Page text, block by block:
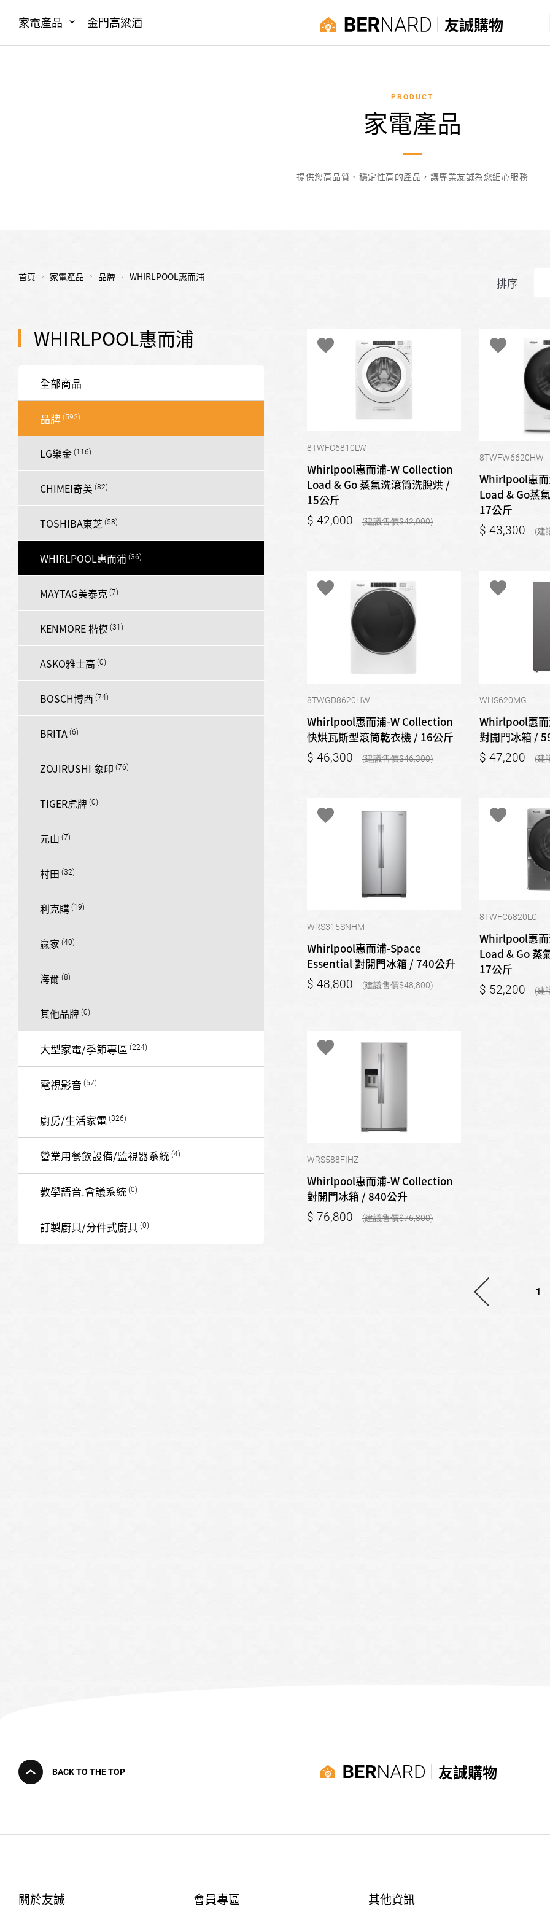
家電產品 金門高粱酒 友誠購物
PRODUCT
家電產品
提供您高品質、穩定性高的產品，讓專業友誠為您細心服務
首頁 家電產品 品牌 WHIRLPOOL惠而浦
WHIRLPOOL惠而浦
全部商品
品牌
LG樂金
CHIMEI奇美
TOSHIBA東芝
WHIRLPOOL惠而浦
MAYTAG美泰克
KENMORE 楷模
ASKO雅士高
BOSCH博西
BRITA
ZOJIRUSHI 象印
TIGER虎牌
元山
村田
利克購
贏家
海爾
其他品牌
大型家電/季節專區
電視影音
廚房/生活家電
營業用餐飲設備/監視器系統
教學語音.會議系統
訂製廚具/分件式廚具
排序
8TWFC6810LW
Whirlpool惠而浦-W Collection
Load & Go 蒸氣洗滾筒洗脫烘 /
15公斤
42,000 42,000
8TWFW6620HW
Whirlpool惠
Load & Go蒸
17公斤
43,300
8TWGD8620HW
Whirlpool惠而浦-W Collection
快烘瓦斯型滾筒乾衣機 / 16公斤
46,300 46,300
WHS620MG
Whirlpool惠
對開門冰箱 /
47,200
WRS315SNHM
Whirlpool惠而浦-Space
Essential 對開門冰箱 / 740公升
48,800 48,800
8TWFC6820LC
Whirlpool惠
Load & Go 蒸
17公斤
52,200
WRS588FIHZ
Whirlpool惠而浦-W Collection
對開門冰箱 / 840公升
76,800 76,800
1
BACK TO THE TOP 友誠購物
關於友誠 會員專區 其他資訊